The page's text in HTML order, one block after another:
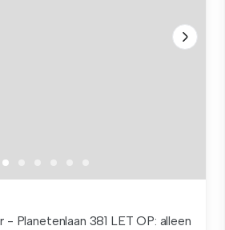
Planetenlaan 381 LET OP: alleen